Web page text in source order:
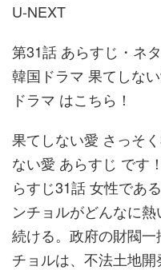
U-NEXT
第31話 あらすじ・ネ
韓国ドラマ 果てしな
ドラマ はこちら！
果てしない愛 さっそ
ない愛 あらすじ です
らすじ31話 女性であ
ンチョルがどんなに
続ける。政府の財閥
チョルは、不法土地